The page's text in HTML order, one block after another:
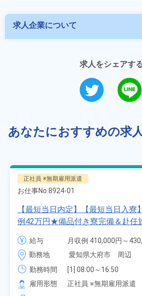
求人企業について
求人をシェアす
あなたにおすすめの求
正社員 ※無期雇用派遣
お仕事No. 8924-01
【最短当日内定】【最短当日入寮
例42万円★備品付き寮完備＆赴
給・業績賞与あり！組立や塗装な
種作業！《愛知県大府市》
給与
月収例 410,000円～
月給 277,000円～
勤務地
愛知県大府市　周辺
勤務時間
[1] 08:00～16:50
[2] 06:25～15:10
[3] 17:05～01:50
雇用形態
正社員 ※無期雇用派遣